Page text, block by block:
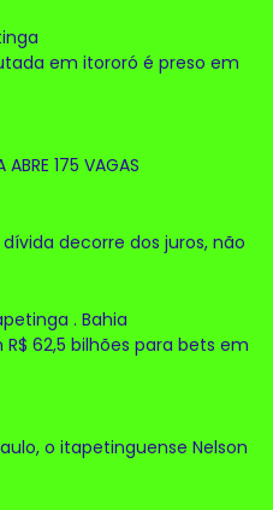
em itororó é preso em
ABRE 175 VAGAS
decorre dos juros, não
. Bahia
62,5 bilhões para bets em
o itapetinguense Nelson